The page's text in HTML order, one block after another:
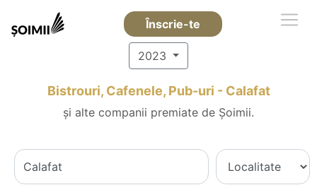
Înscrie-te
2023
Bistrouri, Cafenele, Pub-uri - Calafat
și alte companii premiate de Șoimii.